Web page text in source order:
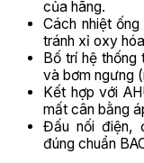
của hãng.
Cách nhiệt
tránh xỉ oxy
Bố trí hệ
và bơm ngưng
Kết hợp với
mất cân bằng
Đấu nối điện,
đúng chuẩn